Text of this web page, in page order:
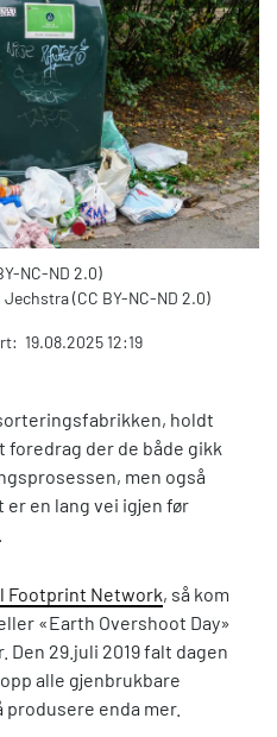
NC-ND 2.0)
(CC BY-NC-ND 2.0)
19.08.2025 12:19
holdt
foredrag der de både gikk
men også
en lang vei igjen før
Footprint Network, så kom
«Earth Overshoot Day»
29.juli 2019 falt dagen
alle gjenbrukbare
enda mer.